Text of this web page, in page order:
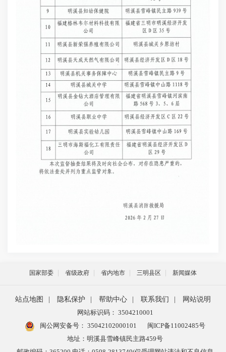
国家部委 省级政府 省内地市 三明县区 新闻媒体
站点地图 隐私保护 帮助中心 联系我们
网站说明
网站标识码： 3504210001
闽公网安备号： 35042102000101
闽ICP备11002485号
地址：明溪县雪峰镇民主路459号